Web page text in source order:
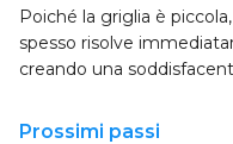
Poiché la griglia è
spesso risolve
creando una
Prossimi passi